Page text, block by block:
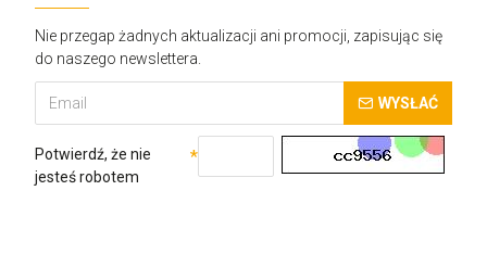
Nie przegap żadnych aktualizacji ani promocji, zapisując się
do naszego newslettera.
WYSŁAĆ
Potwierdź, że nie
jesteś robotem